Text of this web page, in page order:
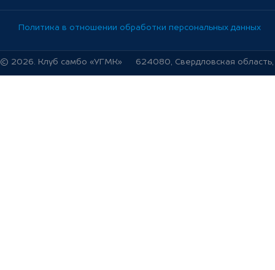
Политика в отношении обработки персональных данных
© 2026. Клуб самбо «УГМК» 624080, Свердловская